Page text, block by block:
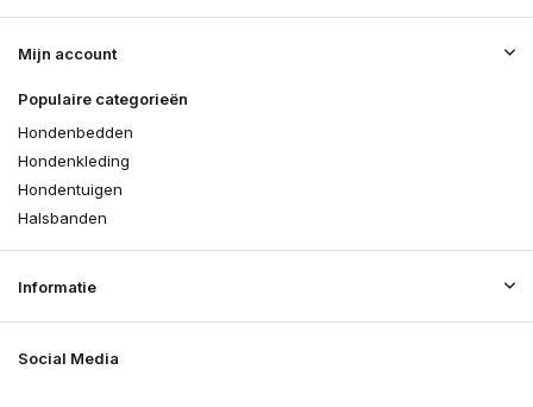
Mijn account
Populaire categorieën
Hondenbedden
Hondenkleding
Hondentuigen
Halsbanden
Informatie
Social Media